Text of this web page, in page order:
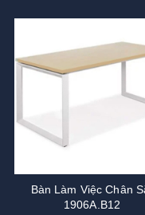
Bàn Làm Việc Chân
1906A.B12